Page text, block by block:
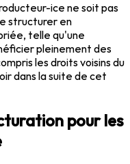
ice ne soit pas
structurer en
telle qu'une
pleinement des
les droits voisins du
dans la suite de cet
pour les